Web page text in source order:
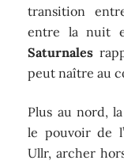
transition
entre la nuit
Saturnales
peut naître au
Plus au nord,
le pouvoir de
Ullr, archer